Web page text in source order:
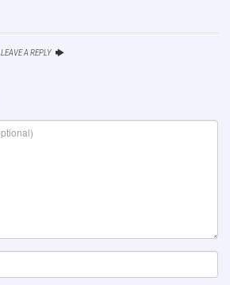
LEAVE A REPLY